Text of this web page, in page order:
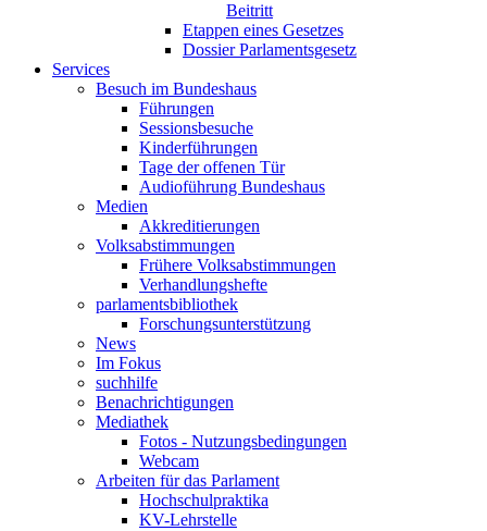
Beitritt
Etappen eines Gesetzes
Dossier Parlamentsgesetz
Services
Besuch im Bundeshaus
Führungen
Sessionsbesuche
Kinderführungen
Tage der offenen Tür
Audioführung Bundeshaus
Medien
Akkreditierungen
Volksabstimmungen
Frühere Volksabstimmungen
Verhandlungshefte
parlamentsbibliothek
Forschungsunterstützung
News
Im Fokus
suchhilfe
Benachrichtigungen
Mediathek
Fotos - Nutzungsbedingungen
Webcam
Arbeiten für das Parlament
Hochschulpraktika
KV-Lehrstelle